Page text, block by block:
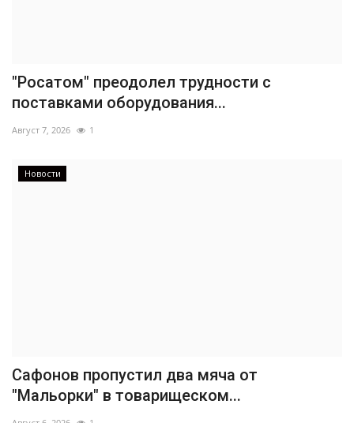
"Росатом" преодолел трудности с
поставками оборудования...
Август 7, 2026 1
Новости
Сафонов пропустил два мяча от
"Мальорки" в товарищеском...